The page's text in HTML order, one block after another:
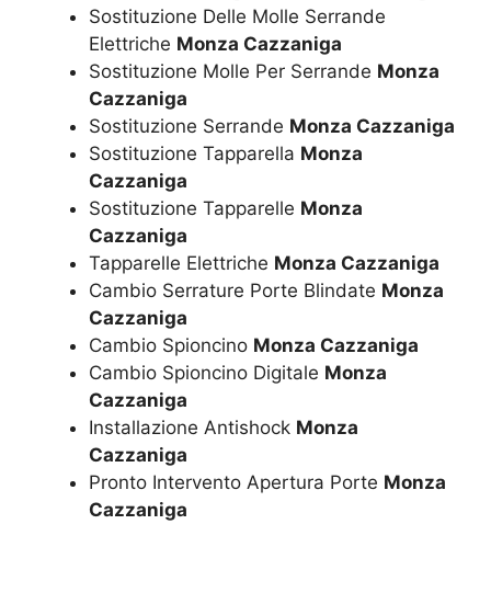
Sostituzione Delle Molle Serrande
Elettriche Monza Cazzaniga
Sostituzione Molle Per Serrande Monza
Cazzaniga
Sostituzione Serrande Monza Cazzaniga
Sostituzione Tapparella Monza
Cazzaniga
Sostituzione Tapparelle Monza
Cazzaniga
Tapparelle Elettriche Monza Cazzaniga
Cambio Serrature Porte Blindate Monza
Cazzaniga
Cambio Spioncino Monza Cazzaniga
Cambio Spioncino Digitale Monza
Cazzaniga
Installazione Antishock Monza
Cazzaniga
Pronto Intervento Apertura Porte Monza
Cazzaniga